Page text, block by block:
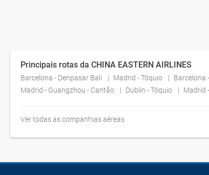
Principais rotas da CHINA EASTERN AIRLINES
Barcelona - Denpasar Bali Madrid - Tóquio Barcelona
Madrid - Guangzhou - Cantão
Dublin - Tóquio Madrid
Ver todas as companhias aéreas